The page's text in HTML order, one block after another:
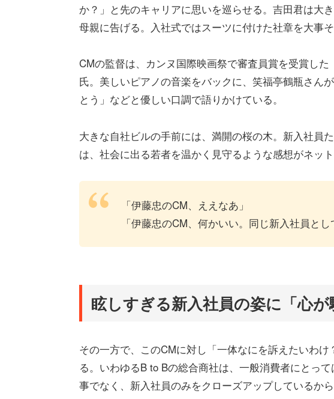
か？」と先のキャリアに思いを巡らせる。吉田君は大
母親に告げる。入社式ではスーツに付けた社章を大事そ
CMの監督は、カンヌ国際映画祭で審査員賞を受賞し
氏。美しいピアノの音楽をバックに、笑福亭鶴瓶さん
とう」などと優しい口調で語りかけている。
大きな自社ビルの手前には、満開の桜の木。新入社員
は、社会に出る若者を温かく見守るような感想がネット
「伊藤忠のCM、ええなあ」
「伊藤忠のCM、何かいい。同じ新入社員と
眩しすぎる新入社員の姿に「心が
その一方で、このCMに対し「一体なにを訴えたいわ
る。いわゆるB to Bの総合商社は、一般消費者にとっ
事でなく、新入社員のみをクローズアップしているから